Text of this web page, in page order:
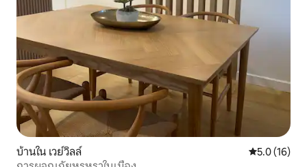
บ้านใน เวย์วิลล์ คะแนนเฉลี่ย
5.0 (16)